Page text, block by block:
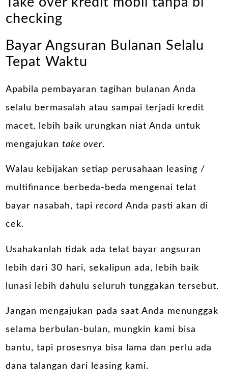
checking
Bayar Angsuran Bulanan Selalu
Tepat Waktu
Apabila pembayaran tagihan bulanan Anda
selalu bermasalah atau sampai terjadi kredit
macet, lebih baik urungkan niat Anda untuk
mengajukantake over.
Walau kebijakan setiap perusahaan leasing /
multifinance berbeda-beda mengenai telat
bayar nasabah, tapirecord Anda pasti akan di
cek.
Usahakanlah tidak ada telat bayar angsuran
lebih dari 30 hari, sekalipun ada, lebih baik
lunasi lebih dahulu seluruh tunggakan tersebut.
Jangan mengajukan pada saat Anda menunggak
selama berbulan-bulan, mungkin kami bisa
bantu, tapi prosesnya bisa lama dan perlu ada
dana talangan dari leasing kami.